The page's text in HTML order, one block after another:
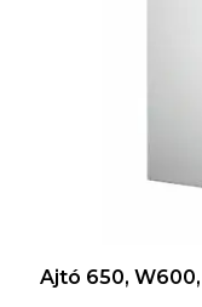
Ajtó 650,